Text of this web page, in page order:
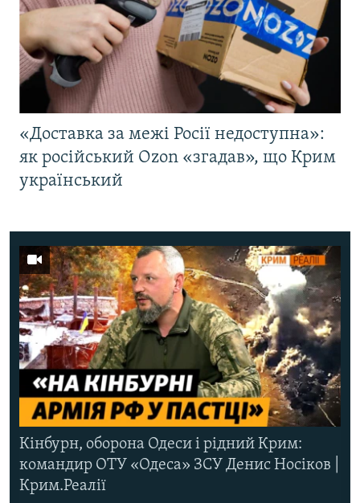
«Доставка за межі Росії недоступна»:
як російський Ozon «згадав», що Крим
український
Кінбурн, оборона Одеси і рідний Крим:
командир ОТУ «Одеса» ЗСУ Денис Носіков |
Крим.Реалії